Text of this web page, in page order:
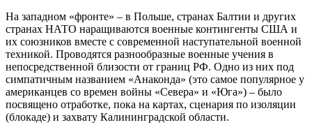
На западном «фронте» – в Польше, странах Балтии и других
странах НАТО наращиваются военные контингенты США и
их союзников вместе с современной наступательной военной
техникой. Проводятся разнообразные военные учения в
непосредственной близости от границ РФ. Одно из них под
симпатичным названием «Анаконда» (это самое популярное у
американцев со времен войны «Севера» и «Юга») – было
посвящено отработке, пока на картах, сценария по изоляции
(блокаде) и захвату Калининградской области.